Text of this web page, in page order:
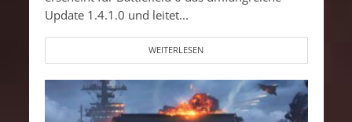
Update 1.4.1.0 und leitet...
WEITERLESEN